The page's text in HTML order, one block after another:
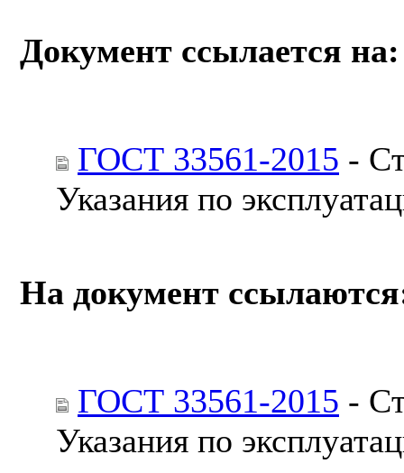
Документ ссылается на:
ГОСТ 33561-2015 -
Указания по
На документ
ГОСТ 33561-2015 -
Указания по